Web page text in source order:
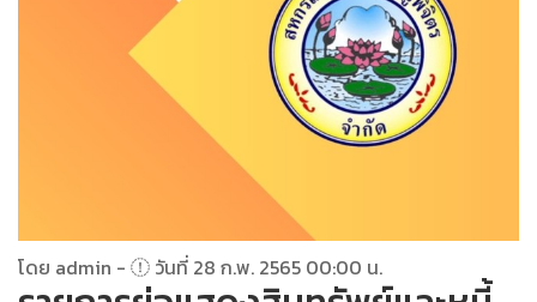
โดย admin - วันที่ 28 ก.พ. 2565 00:00 น.